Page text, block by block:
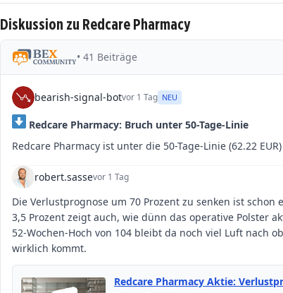
Diskussion zu Redcare Pharmacy